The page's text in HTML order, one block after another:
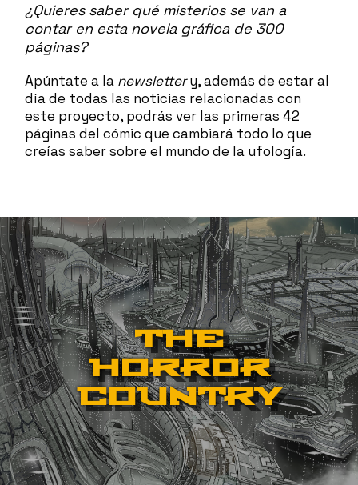
¿Quieres saber qué misterios se van a
contar en esta novela gráfica de 300
páginas?
Apúntate a la newslettery, además de estar al
día de todas las noticias relacionadas con
este proyecto, podrás ver las primeras 42
páginas del cómic que cambiará todo lo que
creías saber sobre el mundo de la ufología.
THE
HORROR
COUNTRY